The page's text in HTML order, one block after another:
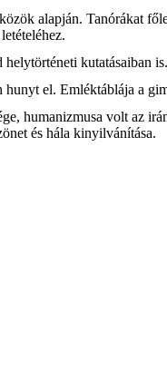
alapján. Tanórákat
kutatásaiban is.
el. Emléktáblája a
humanizmusa volt az
és hála kinyilvánítása.